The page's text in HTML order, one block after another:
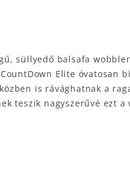
süllyedő balsafa
Elite óvatosan
is rávághatnak a
teszik nagyszerűvé ezt